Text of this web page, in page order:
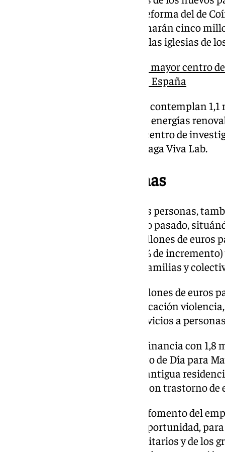
Rincón de la Victoria y para la reforma del de
(a los que el año próximo se sumarán cinco
actuaciones de restauración de las iglesias de
Málaga Viva Lab: así será el mayor centro
cambio climático del sur de España
En materia medioambiental, se contemplan
proyectos de biomasa y de otras energías
continuar el equipamiento del centro de
contra el cambio climático, Málaga Viva Lab.
Atención a las personas
En el ámbito de la atención a las personas,
montante global respecto al año pasado,
Del total, sobresalen los 52,1 millones de euros
personas dependientes (un 9,6% de
las diversas ayudas dirigidas a familias y
También se dedican casi 2,5 millones de
de la igualdad de género y erradicación
centros especializados y los servicios a
Y en materia de inversiones se financia con 1,8
obras de construcción del Centro de Día para
700.000 euros para adaptar la antigua
centro de atención a personas con trastorno
Por otra parte, en el capítulo de fomento del
euros a los planes de Primera Oportunidad,
laboral de los egresados universitarios y de los